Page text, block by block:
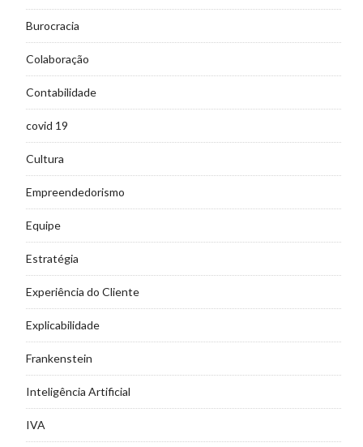
Burocracia
Colaboração
Contabilidade
covid 19
Cultura
Empreendedorismo
Equipe
Estratégia
Experiência do Cliente
Explicabilidade
Frankenstein
Inteligência Artificial
IVA